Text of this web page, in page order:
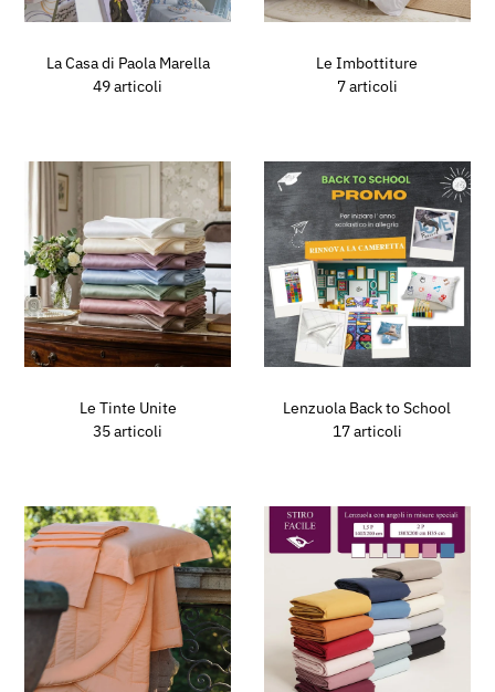
La Casa di Paola Marella
49 articoli
Le Imbottiture
7 articoli
Le Tinte Unite
35 articoli
Lenzuola Back to School
17 articoli